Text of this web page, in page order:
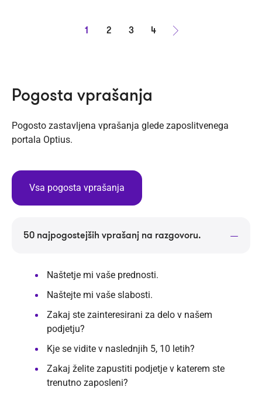
1 2 3
4
Pogosta vprašanja
Pogosto zastavljena vprašanja glede zaposlitvenega
portala Optius.
Vsa pogosta vprašanja
50 najpogostejših vprašanj na razgovoru.
Naštetje mi vaše prednosti.
Naštejte mi vaše slabosti.
Zakaj ste zainteresirani za delo v našem
podjetju?
Kje se vidite v naslednjih 5, 10 letih?
Zakaj želite zapustiti podjetje v katerem ste
trenutno zaposleni?